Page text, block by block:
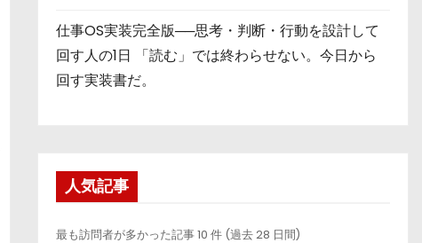
仕事OS実装完全版──思考・判断・行動を設計して
回す人の1日 「読む」では終わらせない。今日から
回す実装書だ。
人気記事
最も訪問者が多かった記事 10 件 (過去 28 日間)